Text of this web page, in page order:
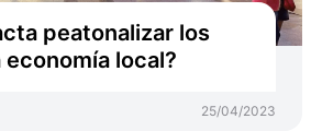
peatonalizar los
local?
25/04/2023